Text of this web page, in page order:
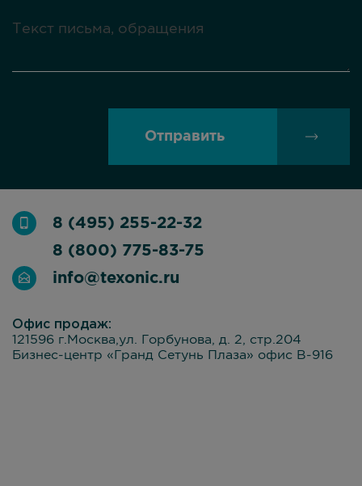
Отправить
8 (495) 255-22-32
8 (800) 775-83-75
info@texonic.ru
Офис продаж:
121596 г.Москва,ул. Горбунова, д. 2, стр.204
Бизнес-центр «Гранд Сетунь Плаза» офис В-916